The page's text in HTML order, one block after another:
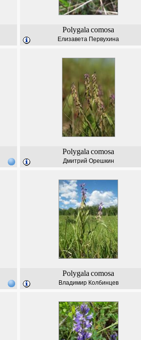
Polygala comosa
Елизавета Первухина
Polygala comosa
Дмитрий Орешкин
Polygala comosa
Владимир Колбинцев